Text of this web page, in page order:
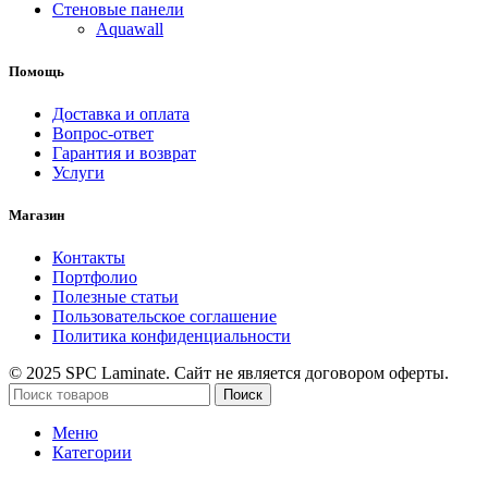
Стеновые панели
Aquawall
Помощь
Доставка и оплата
Вопрос-ответ
Гарантия и возврат
Услуги
Магазин
Контакты
Портфолио
Полезные статьи
Пользовательское соглашение
Политика конфиденциальности
© 2025 SPC Laminate. Сайт не является договором оферты.
Поиск
Меню
Категории